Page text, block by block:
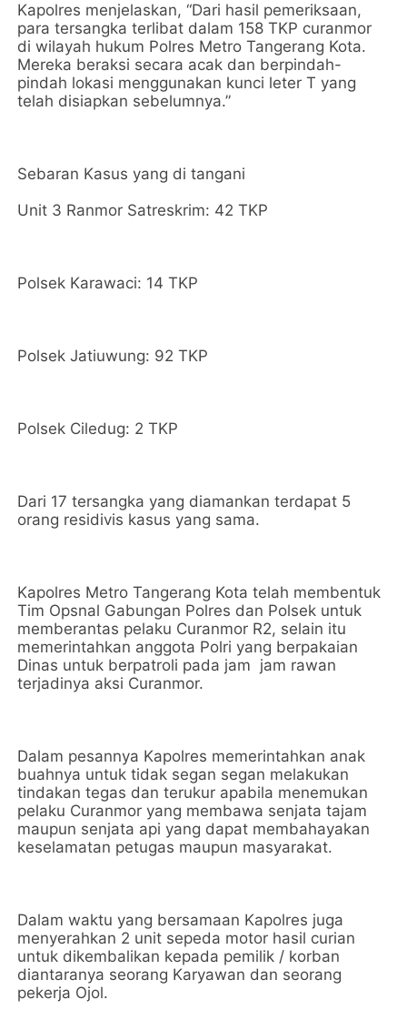
Kapolres menjelaskan, “Dari hasil pemeriksaan,
para tersangka terlibat dalam 158 TKP curanmor
di wilayah hukum Polres Metro Tangerang Kota.
Mereka beraksi secara acak dan berpindah-
pindah lokasi menggunakan kunci leter T yang
telah disiapkan sebelumnya.”
Sebaran Kasus yang di tangani
Unit 3 Ranmor Satreskrim: 42 TKP
Polsek Karawaci: 14 TKP
Polsek Jatiuwung: 92 TKP
Polsek Ciledug: 2 TKP
Dari 17 tersangka yang diamankan terdapat 5
orang residivis kasus yang sama.
Kapolres Metro Tangerang Kota telah membentuk
Tim Opsnal Gabungan Polres dan Polsek untuk
memberantas pelaku Curanmor R2, selain itu
memerintahkan anggota Polri yang berpakaian
Dinas untuk berpatroli pada jam jam rawan
terjadinya aksi Curanmor.
Dalam pesannya Kapolres memerintahkan anak
buahnya untuk tidak segan segan melakukan
tindakan tegas dan terukur apabila menemukan
pelaku Curanmor yang membawa senjata tajam
maupun senjata api yang dapat membahayakan
keselamatan petugas maupun masyarakat.
Dalam waktu yang bersamaan Kapolres juga
menyerahkan 2 unit sepeda motor hasil curian
untuk dikembalikan kepada pemilik / korban
diantaranya seorang Karyawan dan seorang
pekerja Ojol.